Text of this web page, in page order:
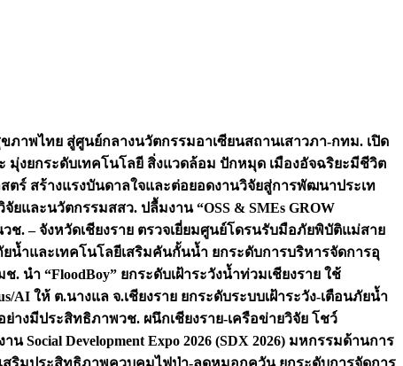
ขภาพไทย สู่ศูนย์กลางนวัตกรรมอาเซียนสถานเสาวภา-กทม. เปิด
มุ่งยกระดับเทคโนโลยี สิ่งแวดล้อม ปักหมุด เมืองอัจฉริยะมีชีวิต
ร์ สร้างแรงบันดาลใจและต่อยอดงานวิจัยสู่การพัฒนาประเท
จัยและนวัตกรรมสสว. ปลื้มงาน “OSS & SMEs GROW
วช. – จังหวัดเชียงราย ตรวจเยี่ยมศูนย์โดรนรับมือภัยพิบัติแม่สาย
น้ำและเทคโนโลยีเสริมคันกั้นน้ำ ยกระดับการบริหารจัดการอุ
ช. นำ “FloodBoy” ยกระดับเฝ้าระวังน้ำท่วมเชียงราย ใช้
AI ให้ ต.นางแล จ.เชียงราย ยกระดับระบบเฝ้าระวัง-เตือนภัยน้ำ
ย่างมีประสิทธิภาพวช. ผนึกเชียงราย-เครือข่ายวิจัย โชว์
Social Development Expo 2026 (SDX 2026) มหกรรมด้านการ